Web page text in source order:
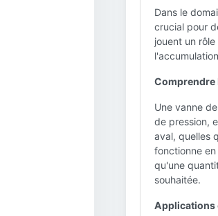
Dans le
crucial pour
jouent un
Comprendre
Une vanne
de pression,
aval, quelles
fonctionne
qu'une
souhaitée.
Applications